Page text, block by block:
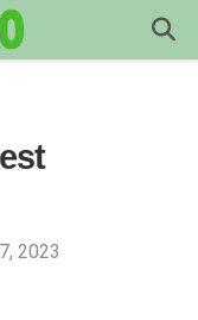
2023